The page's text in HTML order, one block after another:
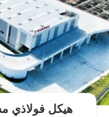
هيكل فولاذي